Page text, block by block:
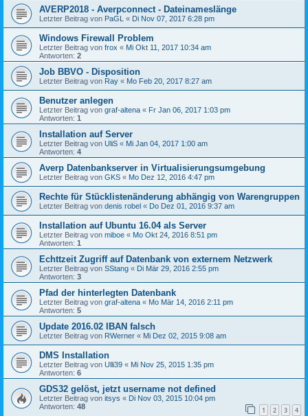
AVERP2018 - Averpconnect - Dateinameslänge
Letzter Beitrag von PaGL « Di Nov 07, 2017 6:28 pm
Windows Firewall Problem
Letzter Beitrag von frox « Mi Okt 11, 2017 10:34 am
Antworten: 2
Job BBVO - Disposition
Letzter Beitrag von Ray « Mo Feb 20, 2017 8:27 am
Benutzer anlegen
Letzter Beitrag von graf-altena « Fr Jan 06, 2017 1:03 pm
Antworten: 1
Installation auf Server
Letzter Beitrag von UliS « Mi Jan 04, 2017 1:00 am
Antworten: 4
Averp Datenbankserver in Virtualisierungsumgebung
Letzter Beitrag von GKS « Mo Dez 12, 2016 4:47 pm
Rechte für Stücklistenänderung abhängig von Warengruppen
Letzter Beitrag von denis robel « Do Dez 01, 2016 9:37 am
Installation auf Ubuntu 16.04 als Server
Letzter Beitrag von miboe « Mo Okt 24, 2016 8:51 pm
Antworten: 1
Echttzeit Zugriff auf Datenbank von externem Netzwerk
Letzter Beitrag von SStang « Di Mär 29, 2016 2:55 pm
Antworten: 3
Pfad der hinterlegten Datenbank
Letzter Beitrag von graf-altena « Mo Mär 14, 2016 2:11 pm
Antworten: 5
Update 2016.02 IBAN falsch
Letzter Beitrag von RWerner « Mi Dez 02, 2015 9:08 am
DMS Installation
Letzter Beitrag von Ulli39 « Mi Nov 25, 2015 1:35 pm
Antworten: 6
GDS32 gelöst, jetzt username not defined
Letzter Beitrag von itsys « Di Nov 03, 2015 10:04 pm
Antworten: 48 1 2 3 4